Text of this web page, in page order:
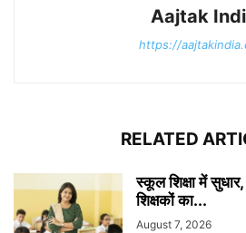
Aajtak
https://
RELATED
स्कूल शिक्षा में
शिक्षकों का...
August 7, 2026